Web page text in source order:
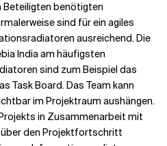
Beteiligten benötigten
sind für ein agiles
ausreichend. Die
India am häufigsten
sind zum Beispiel das
Task Board. Das Team kann
im Projektraum aushängen.
in Zusammenarbeit mit
den Projektfortschritt